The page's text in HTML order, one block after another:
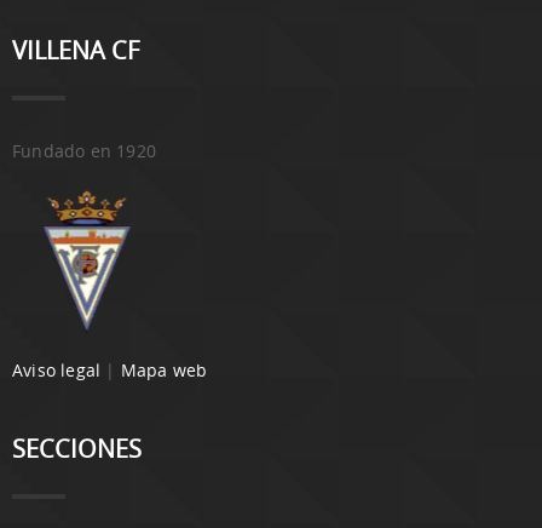
VILLENA CF
Fundado en 1920
Aviso legal | Mapa web
SECCIONES